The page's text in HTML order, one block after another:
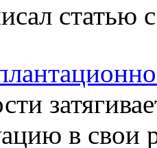
статью
в свои